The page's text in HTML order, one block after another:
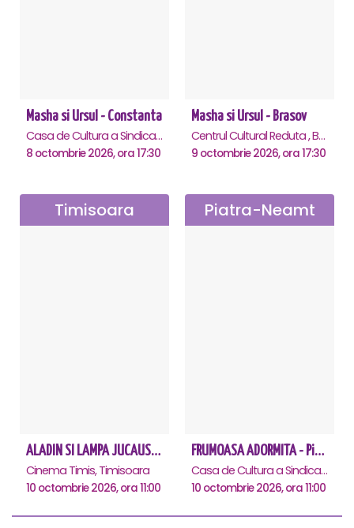
Masha si Ursul - Constanta
Casa de Cultura a Sindicatelor - Sala Mare, Constanta
8 octombrie 2026, ora 17:30
Masha si Ursul - Brasov
Centrul Cultural Reduta , Brasov
9 octombrie 2026, ora 17:30
Timisoara
ALADIN SI LAMPA JUCAUSA - Timisoara - ANULAT
Cinema Timis, Timisoara
10 octombrie 2026, ora 11:00
Piatra-Neamt
FRUMOASA ADORMITA - Piatra Neamt
Casa de Cultura a Sindicatelor, Piatra-Neamt
10 octombrie 2026, ora 11:00